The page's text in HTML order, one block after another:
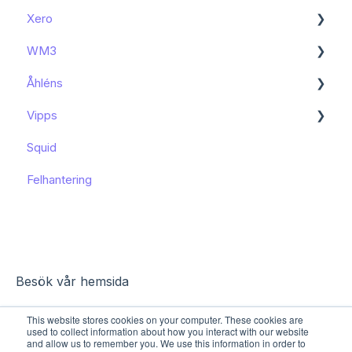
This website stores cookies on your computer. These cookies are
used to collect information about how you interact with our website
and allow us to remember you. We use this information in order to
Kom igång
Kända begränsningar
Xero
Kom igång
WM3
Kom igång
Åhléns
Kom igång
Funktioner och användning
Kända begränsningar
Vipps
Funktioner och användning
Squid
Felhantering
Besök vår hemsida